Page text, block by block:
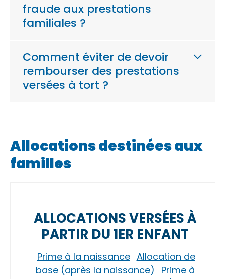
fraude aux prestations
familiales ?
Comment éviter de devoir
rembourser des prestations
versées à tort ?
Allocations destinées aux
familles
ALLOCATIONS VERSÉES À
PARTIR DU 1ER ENFANT
Prime à la naissance Allocation de
base (après la naissance)
Prime à